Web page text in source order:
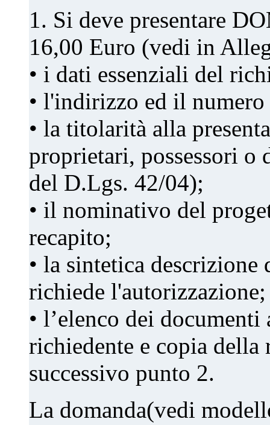
1. Si deve presentare
16,00 Euro (vedi in
• i dati essenziali del
• l'indirizzo ed il
• la titolarità alla
proprietari, possessori
del D.Lgs. 42/04);
• il nominativo del
recapito;
• la sintetica
richiede l'autorizzazione;
• l’elenco dei
richiedente e copia
successivo punto 2.
La domanda(vedi